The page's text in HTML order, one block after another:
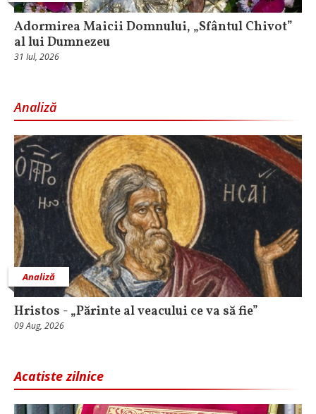
Adormirea Maicii Domnului, „Sfântul Chivot”
al lui Dumnezeu
31 Iul, 2026
Analiză
Analiză
Hristos - „Părinte al veacului ce va să fie”
09 Aug, 2026
Acatiste zilnice